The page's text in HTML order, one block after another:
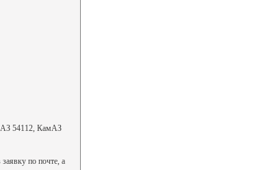
54112, КамАЗ
по почте, а